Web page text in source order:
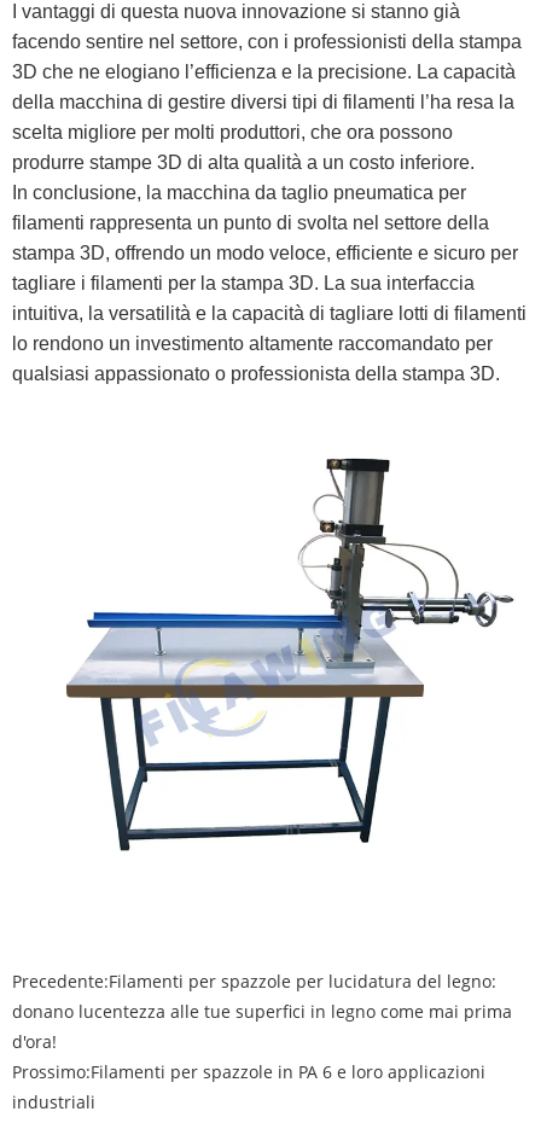
I vantaggi di questa nuova innovazione si stanno già
facendo sentire nel settore, con i professionisti della stampa
3D che ne elogiano l’efficienza e la precisione. La capacità
della macchina di gestire diversi tipi di filamenti l’ha resa la
scelta migliore per molti produttori, che ora possono
produrre stampe 3D di alta qualità a un costo inferiore.
In conclusione, la macchina da taglio pneumatica per
filamenti rappresenta un punto di svolta nel settore della
stampa 3D, offrendo un modo veloce, efficiente e sicuro per
tagliare i filamenti per la stampa 3D. La sua interfaccia
intuitiva, la versatilità e la capacità di tagliare lotti di filamenti
lo rendono un investimento altamente raccomandato per
qualsiasi appassionato o professionista della stampa 3D.
Precedente:Filamenti per spazzole per lucidatura del legno:
donano lucentezza alle tue superfici in legno come mai prima
d'ora!
Prossimo:Filamenti per spazzole in PA 6 e loro applicazioni
industriali